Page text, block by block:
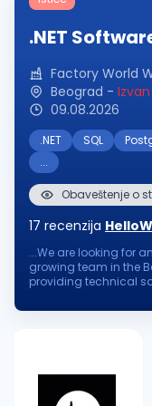
.NET
Factory World
Beograd -
09.08.2026
.NET SQL
...
Obaveštenje o
17 recenzija
...We are looking for
growing team in the
providing technical